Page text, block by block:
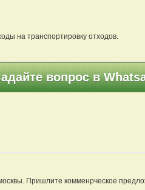
на транспортировку отходов.
вопрос в
Пришлите комменрческое